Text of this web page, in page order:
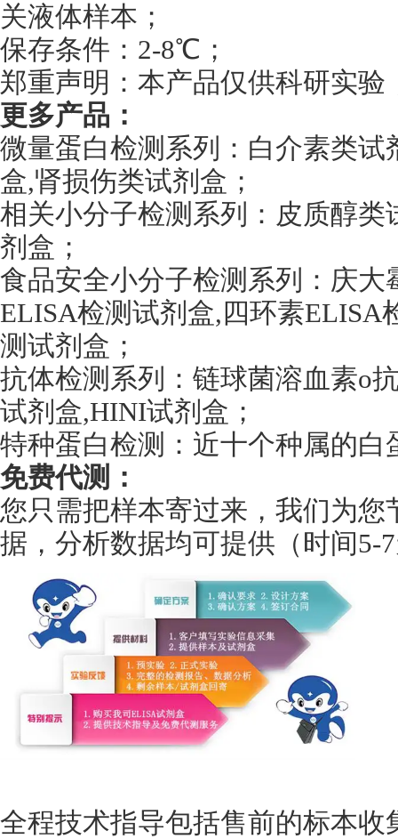
关液体样本；
保存条件：2-8℃；
郑重声明：本产品仅供科研实
更多产品：
微量蛋白检测系列：白介素类试
盒,肾损伤类试剂盒；
相关小分子检测系列：皮质醇
剂盒；
食品安全小分子检测系列：庆
ELISA检测试剂盒,四环素ELISA
测试剂盒；
抗体检测系列：链球菌溶血素o
试剂盒,HINI试剂盒；
特种蛋白检测：近十个种属的
免费代测：
您只需把样本寄过来，我们为
据，分析数据均可提供（时间5-
全程技术指导包括售前的标本